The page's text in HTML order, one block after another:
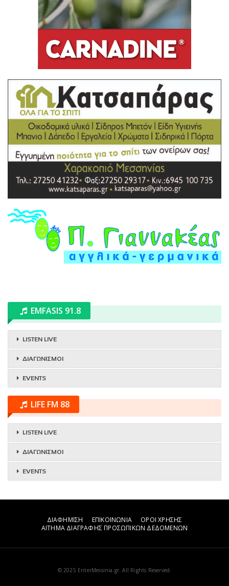
EMFASIS 91.8
LISTEN LIVE
ΔΙΑΓΩΝΙΣΜΟΙ
EVENTS
LIFE FM 88
LISTEN LIVE
ΔΙΑΓΩΝΙΣΜΟΙ
EVENTS
ΔΙΑΦΗΜΙΣΗ ΕΠΙΚΟΙΝΩΝΙΑ
ΟΡΟΙ ΧΡΗΣΗΣ
ΑΙΤΗΜΑ ΔΙΑΓΡΑΦΗΣ ΠΡΟΣΩΠΙΚΩΝ ΔΕΔΟΜΕΝΩΝ
© 2025 EnterMessinia.gr. All Rights Reserved.